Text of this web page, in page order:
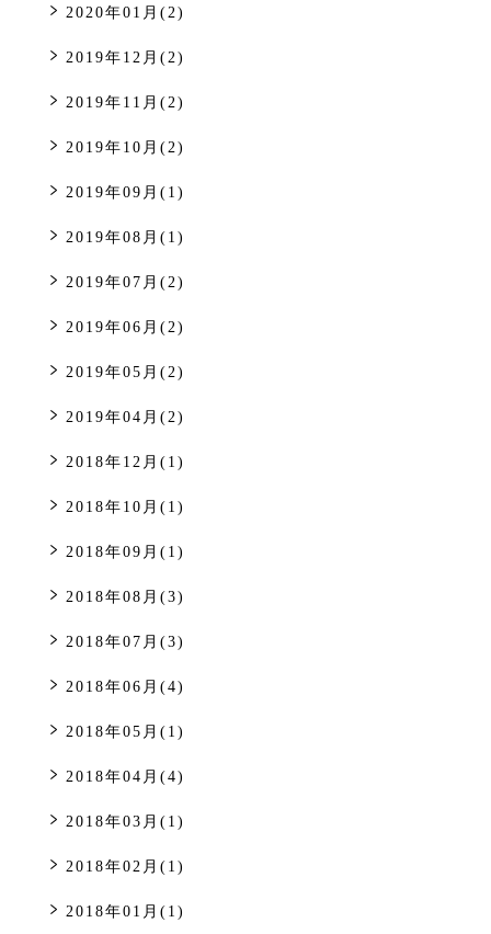
2020年01月(2)
2019年12月(2)
2019年11月(2)
2019年10月(2)
2019年09月(1)
2019年08月(1)
2019年07月(2)
2019年06月(2)
2019年05月(2)
2019年04月(2)
2018年12月(1)
2018年10月(1)
2018年09月(1)
2018年08月(3)
2018年07月(3)
2018年06月(4)
2018年05月(1)
2018年04月(4)
2018年03月(1)
2018年02月(1)
2018年01月(1)